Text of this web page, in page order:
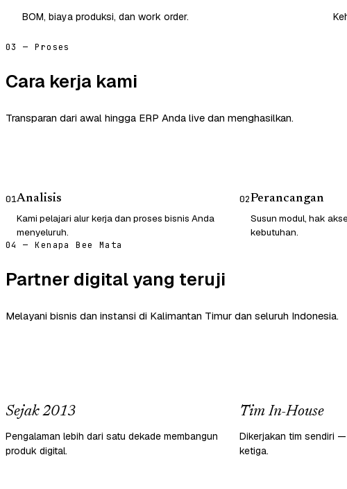
BOM, biaya produksi, dan work order.
03 — Proses
Cara kerja kami
Transparan dari awal hingga ERP Anda live dan menghasilkan.
01Analisis
Kami pelajari alur kerja dan proses bisnis Anda
menyeluruh.
02Perancangan
Susun modul, hak
kebutuhan.
04 — Kenapa Bee Mata
Partner digital yang teruji
Melayani bisnis dan instansi di Kalimantan Timur dan seluruh Indonesia.
Sejak 2013
Pengalaman lebih dari satu dekade membangun
produk digital.
Tim In-House
Dikerjakan tim sendiri
ketiga.